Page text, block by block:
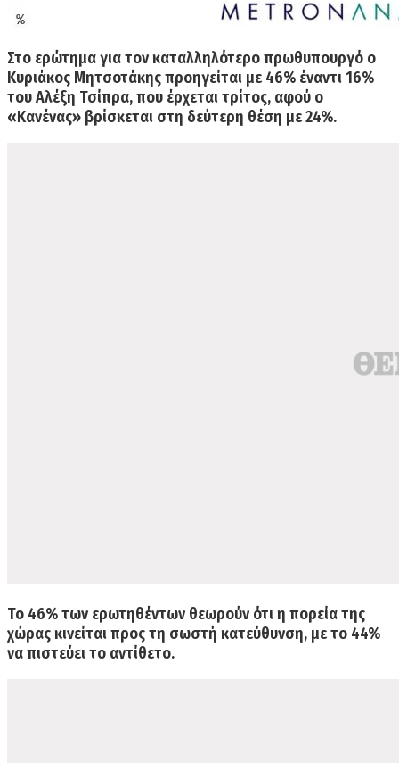
Στο ερώτημα για τονκαταλληλότερο πρωθυπουργό ο
Κυριάκος Μητσοτάκης προηγείται με 46% έναντι 16%
του Αλέξη Τσίπρα,που έρχεται τρίτος, αφού ο
«Κανένας» βρίσκεται στη δεύτερη θέση με 24%.
Το 46% των ερωτηθέντων θεωρούν ότι η πορεία της
χώρας κινείται προς τη σωστή κατεύθυνση, με το 44%
να πιστεύει το αντίθετο.